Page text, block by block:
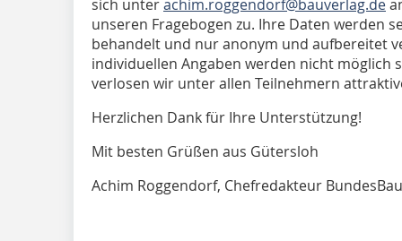
sich unterachim.roggendorf@bauverlag.de
unseren Fragebogen zu. Ihre Daten werden
behandelt und nur anonym und aufbereitet
individuellen Angaben werden nicht möglich
verlosen wir unter allen Teilnehmern
Herzlichen Dank für Ihre Unterstützung!
Mit besten Grüßen aus Gütersloh
Achim Roggendorf, Chefredakteur